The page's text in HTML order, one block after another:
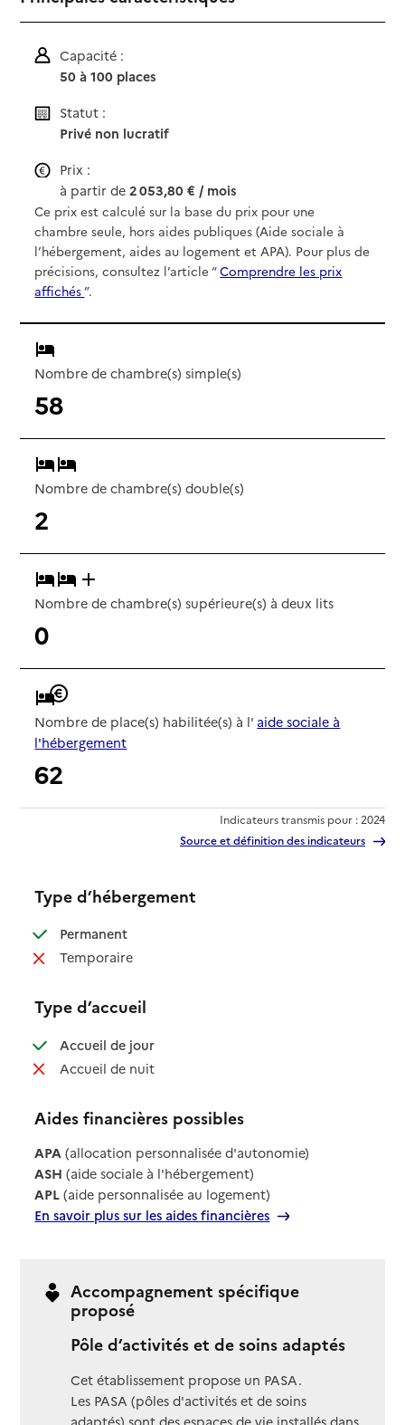
Capacité :
50 à 100 places
Statut :
Privé non lucratif
Prix :
à partir de2 053,80 € / mois
Ce prix est calculé sur la base du prix pour une
chambre seule, hors aides publiques (Aide sociale à
l’hébergement, aides au logement et APA). Pour plus de
précisions, consultez l’article “Comprendre les prix
affichés”.
Nombre de chambre(s) simple(s)
58
Nombre de chambre(s) double(s)
2
Nombre de chambre(s) supérieure(s) à deux lits
0
Nombre de place(s) habilitée(s) à l' aide sociale à
l'hébergement
62
Indicateurs transmis pour : 2024
Source et définition des indicateurs
Type d’hébergement
Permanent: disponible
Temporaire: non disponible
Type d’accueil
Accueil de jour: disponible
Accueil de nuit: non disponible
Aides financières possibles
APA (allocation personnalisée d'autonomie)
ASH (aide sociale à l'hébergement)
APL (aide personnalisée au logement)
En savoir plus sur les aides financières
Accompagnement spécifique
proposé
Pôle d’activités et de soins adaptés
Cet établissement propose un PASA.
Les PASA (pôles d'activités et de soins